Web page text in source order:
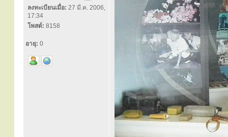
ลงทะเบียนเมื่อ: 27 มี.ค. 2006,
17:34
โพสต์: 8158
อายุ: 0